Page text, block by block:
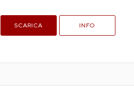
SCARICA INFO